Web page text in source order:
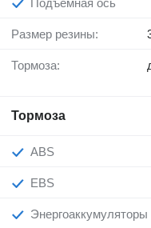
Подъемная ось
Размер резины:
Тормоза:
Тормоза
ABS
EBS
Энергоаккумуляторы